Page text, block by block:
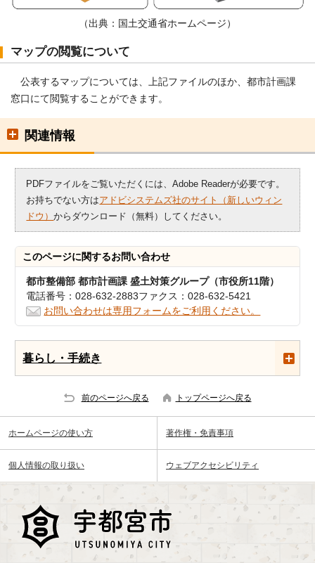
（出典：国土交通省ホームページ）
マップの閲覧について
公表するマップについては、上記ファイルのほか、都市計画課
窓口にて閲覧することができます。
関連情報
PDFファイルをご覧いただくには、Adobe Readerが必要です。
お持ちでない方はアドビシステムズ社のサイト（新しいウィン
ドウ）からダウンロード（無料）してください。
このページに関するお問い合わせ
都市整備部 都市計画課 盛土対策グループ（市役所11階）
電話番号：028-632-2883ファクス：028-632-5421
お問い合わせは専用フォームをご利用ください。
暮らし・手続き
前のページへ戻る トップページへ戻る
ホームページの使い方 著作権・免責事項
個人情報の取り扱い ウェブアクセシビリティ